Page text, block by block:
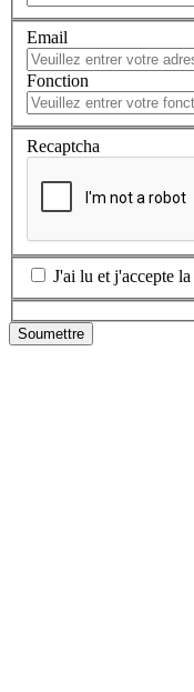
Email
Fonction
Recaptcha
J'ai lu et j'accepte la